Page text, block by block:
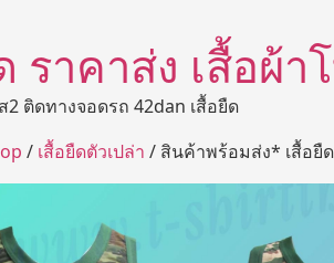
ราคาส่ง เสื้อผ้
2 ติดทางจอดรถ 42dan เสื้อยืด
/ เสื้อยืดตัวเปล่า / สินค้าพร้อมส่ง* เสื้อยื